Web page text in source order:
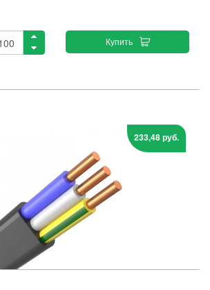
Купить
233,48 руб.